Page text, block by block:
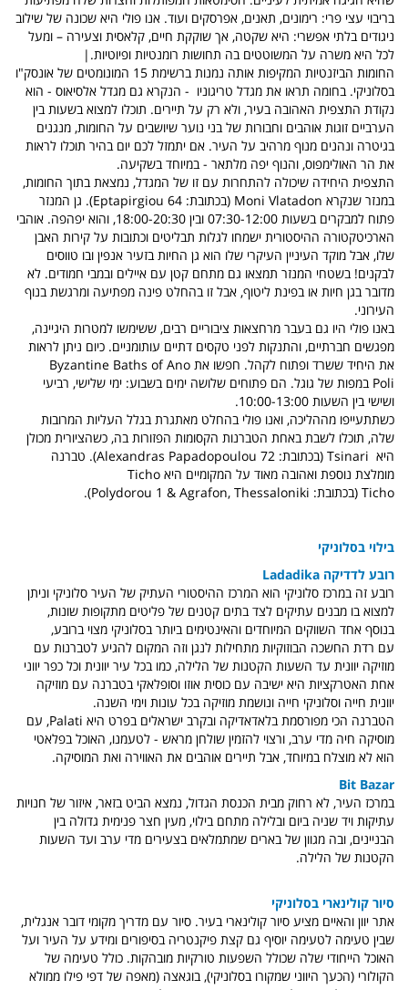
בריבוי עצי פרי: רימונים, תאנים, אפרסקים ועוד. אנו פולי היא שכונה של שילוב
ניגודים בלתי אפשרי: היא שקטה, אך שוקקת חיים, קלאסית וצעירה – ומעל
לכל היא משרה על המשוטטים בה תחושות רומנטיות ופיוטיות.|
החומות הביזנטיות המקיפות אותה נמנות ברשימת 15 המונומטים של אונסק"ו
בסלוניקי. בחומה תראו את מגדל טריגוניו - הנקרא גם מגדל אלסיאוס - הוא
נקודת התצפית האהובה בעיר, ולא רק על תיירים. תוכלו למצוא בשעות בין
הערביים זוגות אוהבים וחבורות של בני נוער שיושבים על החומות, מנגנים
בגיטרה ונהנים מנוף מרהיב על העיר. אם יתמזל לכם יום בהיר תוכלו לראות
את הר האולימפוס, והנוף יפה מלתאר - במיוחד בשקיעה.
התצפית היחידה שיכולה להתחרות עם זו של המגדל, נמצאת בתוך החומות,
במנזר שנקרא Moni Vlatadon (בכתובת: 64 Eptapirgiou). גן המנזר
פתוח למבקרים בשעות 07:30-12:00 ובין 18:00-20:30, והוא יפהפה. אוהבי
הארכיטקטורה ההיסטורית ישמחו לגלות תבליטים וכתובות על קירות האבן
שלו, אבל מוקד העיניין העיקרי שלו הוא גן החיות בזעיר אנפין ובו טווסים
לבקנים! בשטחי המנזר תמצאו גם מתחם קטן עם איילים ובמבי חמודים. לא
מדובר בגן חיות או בפינת ליטוף, אבל זו בהחלט פינה מפתיעה ומרגשת בנוף
העירוני.
באנו פולי היו גם בעבר מרחצאות ציבוריים רבים, ששימשו למטרות היגיינה,
מפגשים חברתיים, והתנקות לפני טקסים דתיים עותומניים. כיום ניתן לראות
את היחיד ששרד ופתוח לקהל. חפשו את Byzantine Baths of Ano
Poli במפות של גוגל. הם פתוחים שלושה ימים בשבוע: ימי שלישי, רביעי
ושישי בין השעות 10:00-13:00.
כשתתעייפו מההליכה, ואנו פולי בהחלט מאתגרת בגלל העליות המרובות
שלה, תוכלו לשבת באחת הטברנות הקסומות הפזורות בה, כשהציורית מכולן
היא Tsinari (בכתובת: Alexandras Papadopoulou 72). טברנה
מומלצת נוספת ואהובה מאוד על המקומיים היא Ticho
Ticho (בכתובת: Polydorou 1 & Agrafon, Thessaloniki).
בילוי בסלוניקי
רובע לדדיקה Ladadika
רובע זה במרכז סלוניקי הוא המרכז ההיסטורי העתיק של העיר סלוניקי וניתן
למצוא בו מבנים עתיקים לצד בתים קטנים של פליטים מתקופות שונות,
בנוסף אחד השווקים המיוחדים והאינטימים ביותר בסלוניקי מצוי ברובע,
עם רדת החשכה הבוזוקיות מתחילות לנגן וזה המקום להגיע לטברנות עם
מוזיקה יוונית עד השעות הקטנות של הלילה, כמו בכל עיר יוונית וכל כפר יווני
אחת האטרקציות היא ישיבה עם כוסית אוזו וסופלאקי בטברנה עם מוזיקה
יוונית חייה וסלוניקי חייה ונושמת מוזיקה בכל עונות וימי השנה.
הטברנה הכי מפורסמת בלאדאדיקה ובקרב ישראלים בפרט היא Palati, עם
מוסיקה חיה מדי ערב, ורצוי להזמין שולחן מראש - לטעמנו, האוכל בפלאטי
הוא לא מוצלח במיוחד, אבל תיירים אוהבים את האווירה ואת המוסיקה.
Bit Bazar
במרכז העיר, לא רחוק מבית הכנסת הגדול, נמצא הביט בזאר, איזור של חנויות
עתיקות ויד שניה ביום ובלילה מתחם בילוי, מעין חצר פנימית גדולה בין
הבניינים, ובה מגוון של בארים שמתמלאים בצעירים מדי ערב ועד השעות
הקטנות של הלילה.
סיור קולינארי בסלוניקי
אתר יוון והאיים מציע סיור קולינארי בעיר. סיור עם מדריך מקומי דובר אנגלית,
שבין טעימה לטעימה יוסיף גם קצת פיקנטריה בסיפורים ומידע על העיר ועל
האוכל הייחודי שלה שכולל השפעות טורקיות מובהקות. כולל טעימה של
הקולורי (הכעך היווני שמקורו בסלוניקי), בוגאצה (מאפה של דפי פילו ממולא